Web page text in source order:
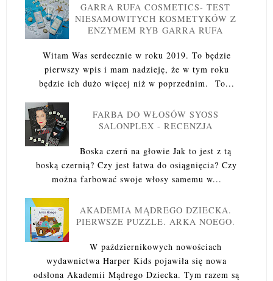
GARRA RUFA COSMETICS- TEST
NIESAMOWITYCH KOSMETYKÓW Z
ENZYMEM RYB GARRA RUFA
Witam Was serdecznie w roku 2019. To będzie
pierwszy wpis i mam nadzieję, że w tym roku
będzie ich dużo więcej niż w poprzednim. To...
FARBA DO WŁOSÓW SYOSS
SALONPLEX - RECENZJA
Boska czerń na głowie Jak to jest z tą
boską czernią? Czy jest łatwa do osiągnięcia? Czy
można farbować swoje włosy samemu w...
AKADEMIA MĄDREGO DZIECKA.
PIERWSZE PUZZLE. ARKA NOEGO.
W październikowych nowościach
wydawnictwa Harper Kids pojawiła się nowa
odsłona Akademii Mądrego Dziecka. Tym razem są